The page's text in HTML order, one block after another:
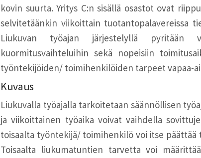
kovin suurta. Yritys C:n sisällä osastot ovat
selvitetäänkin viikoittain tuotantopalavereissa
Liukuvan työajan järjestelyllä pyritään
kuormitusvaihteluihin sekä nopeisiin
työntekijöiden/ toimihenkilöiden tarpeet vapaa-
Kuvaus
Liukuvalla työajalla tarkoitetaan säännöllisen
ja viikoittainen työaika voivat vaihdella
toisaalta työntekijä/ toimihenkilö voi itse päättää
Toisaalta liukumatuntien tarvetta voi